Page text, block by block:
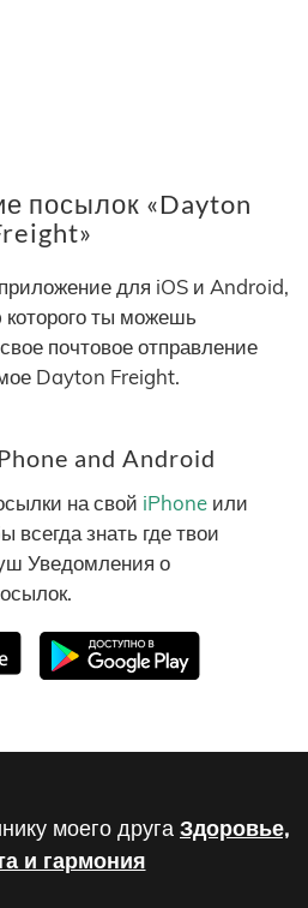
посылок «Dayton
для iOS и Android,
ты можешь
почтовое отправление
Dayton Freight.
and Android
на свой iPhone или
всегда знать где твои
Уведомления о
моего друга Здоровье,
и гармония